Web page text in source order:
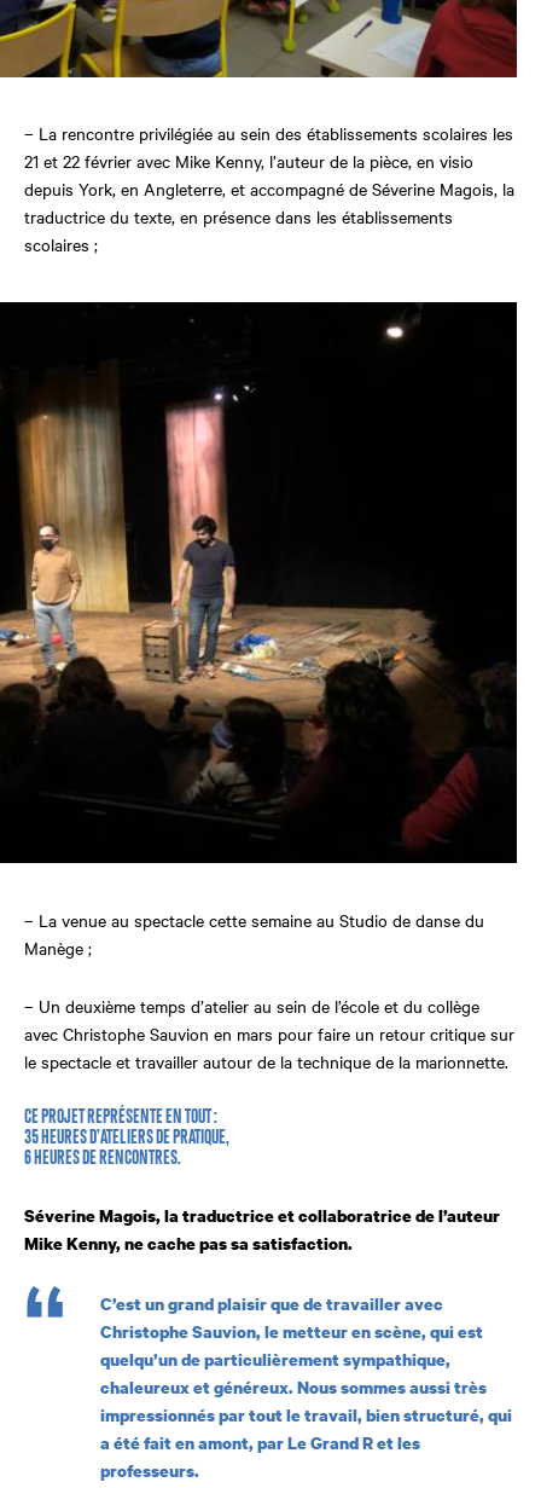
– La rencontre privilégiée au sein des établissements scolaires les
21 et 22 février avec Mike Kenny, l’auteur de la pièce, en visio
depuis York, en Angleterre, et accompagné de Séverine Magois, la
traductrice du texte, en présence dans les établissements
scolaires ;
– La venue au spectacle cette semaine au Studio de danse du
Manège ;
– Un deuxième temps d’atelier au sein de l’école et du collège
avec Christophe Sauvion en mars pour faire un retour critique sur
le spectacle et travailler autour de la technique de la marionnette.
CE PROJET REPRÉSENTE EN TOUT :
35 HEURES D’ATELIERS DE PRATIQUE,
6 HEURES DE RENCONTRES.
Séverine Magois, la traductrice et collaboratrice de l’auteur
Mike Kenny, ne cache pas sa satisfaction.
C’est un grand plaisir que de travailler avec
Christophe Sauvion, le metteur en scène, qui est
quelqu’un de particulièrement sympathique,
chaleureux et généreux. Nous sommes aussi très
impressionnés par tout le travail, bien structuré, qui
a été fait en amont, par Le Grand R et les
professeurs.